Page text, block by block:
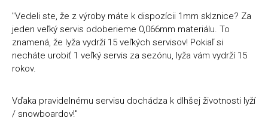
"Vedeli ste, že z výroby máte k dispozícii 1mm sklznice? Za
jeden veľký servis odoberieme 0,066mm materiálu. To
znamená, že lyža vydrží 15 veľkých servisov! Pokiaľ si
necháte urobiť 1 veľký servis za sezónu, lyža vám vydrží 15
rokov.
Vďaka pravidelnému servisu dochádza k dlhšej životnosti lyží
/ snowboardov!"
b
u
j
e
t
e